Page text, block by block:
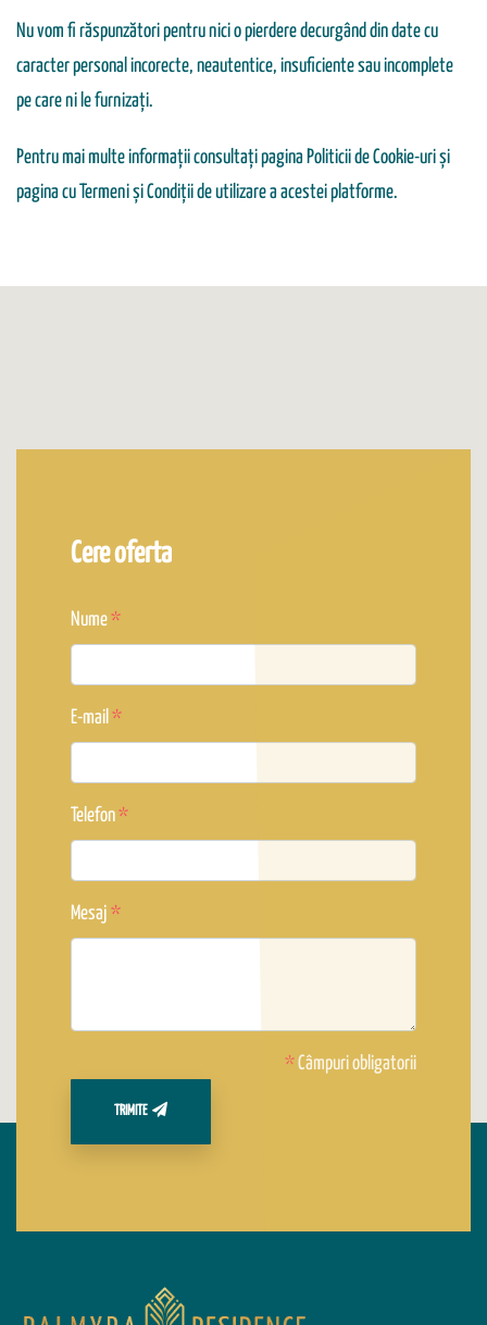
Nu vom fi răspunzători pentru nici o pierdere decurgând din date cu
caracter personal incorecte, neautentice, insuficiente sau incomplete
pe care ni le furnizați.
Pentru mai multe informații consultați pagina Politicii de Cookie-uri și
pagina cu Termeni și Condiții de utilizare a acestei platforme.
Cere oferta
Nume
E-mail
Telefon
Mesaj
*Câmpuri obligatorii
TRIMITE